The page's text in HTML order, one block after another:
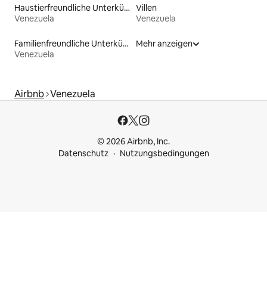
Haustierfreundliche Unterkünfte
Venezuela
Villen
Venezuela
Familienfreundliche Unterkünfte
Venezuela
Mehr anzeigen
Airbnb Venezuela
© 2026 Airbnb, Inc.
Datenschutz
Nutzungsbedingungen